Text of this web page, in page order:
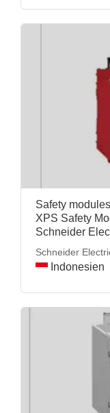
Safety
XPS Safety
Schneider
Schneider
Indonesien